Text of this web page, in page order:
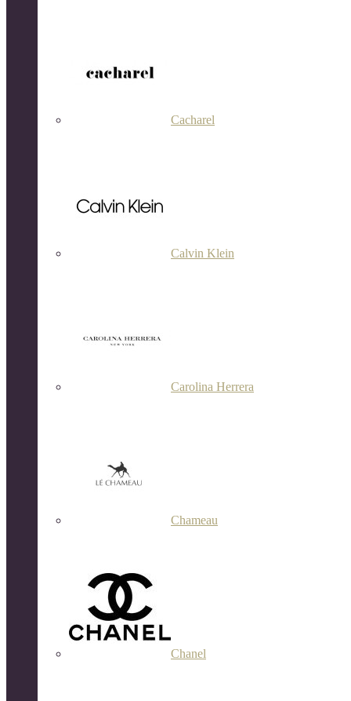
Cacharel
Calvin Klein
Carolina Herrera
Chameau
Chanel